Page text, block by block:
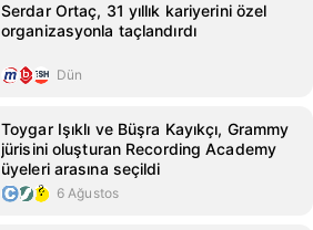
Serdar Ortaç, 31 yıllık kariyerini özel
organizasyonla taçlandırdı
Dün
Toygar Işıklı ve Büşra Kayıkçı, Grammy
jürisini oluşturan Recording Academy
üyeleri arasına seçildi
6 Ağustos